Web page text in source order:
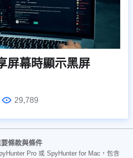
屏幕時顯示黑屏
29,789
條款與條件
Pro 或 SpyHunter for Mac，包含